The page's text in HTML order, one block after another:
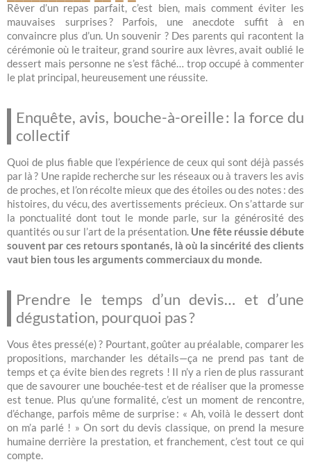
Rêver d’un repas parfait, c’est bien, mais comment éviter les
mauvaises surprises ? Parfois, une anecdote suffit à en
convaincre plus d’un. Un souvenir ? Des parents qui racontent la
cérémonie où le traiteur, grand sourire aux lèvres, avait oublié le
dessert mais personne ne s’est fâché… trop occupé à commenter
le plat principal, heureusement une réussite.
Enquête, avis, bouche-à-oreille : la force du
collectif
Quoi de plus fiable que l’expérience de ceux qui sont déjà passés
par là ? Une rapide recherche sur les réseaux ou à travers les avis
de proches, et l’on récolte mieux que des étoiles ou des notes : des
histoires, du vécu, des avertissements précieux. On s’attarde sur
la ponctualité dont tout le monde parle, sur la générosité des
quantités ou sur l’art de la présentation. Une fête réussie débute
souvent par ces retours spontanés, là où la sincérité des clients
vaut bien tous les arguments commerciaux du monde.
Prendre le temps d’un devis… et d’une
dégustation, pourquoi pas ?
Vous êtes pressé(e) ? Pourtant, goûter au préalable, comparer les
propositions, marchander les détails—ça ne prend pas tant de
temps et ça évite bien des regrets ! Il n’y a rien de plus rassurant
que de savourer une bouchée-test et de réaliser que la promesse
est tenue. Plus qu’une formalité, c’est un moment de rencontre,
d’échange, parfois même de surprise : « Ah, voilà le dessert dont
on m’a parlé ! » On sort du devis classique, on prend la mesure
humaine derrière la prestation, et franchement, c’est tout ce qui
compte.